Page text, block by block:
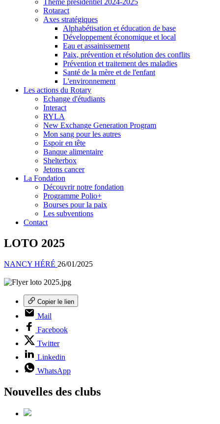
Rotaract
Axes stratégiques
Alphabétisation et éducation de base
Développement économique et local
Eau et assainissement
Paix, prévention et résolution des conflits
Prévention et traitement des maladies
Santé de la mère et de l'enfant
L'environnement
Les actions du Rotary
Echange d'étudiants
Interact
RYLA
New Exchange Generation Program
Mon sang pour les autres
Espoir en tête
Banque alimentaire
Shelterbox
Jetons cancer
La Fondation
Découvrir notre fondation
Programme Polio+
Bourses pour la paix
Les subventions
Contact
LOTO 2025
NANCY HÉRÉ 26/01/2025
Copier le lien
Mail
Facebook
Twitter
Linkedin
WhatsApp
Nouvelles des clubs